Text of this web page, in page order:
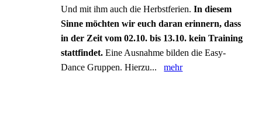
Und mit ihm auch die Herbstferien.In diesem
Sinne möchten wir euch daran erinnern, dass
in der Zeit vom 02.10. bis 13.10. kein Training
stattfindet. Eine Ausnahme bilden die Easy-
Dance Gruppen. Hierzu...mehr